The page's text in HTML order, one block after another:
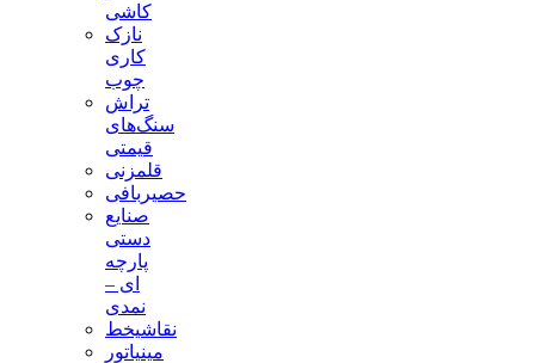
کاشی
نازک
کاری
چوب
تراش
سنگ‌های
قیمتی
قلمزنی
حصیربافی
صنایع
دستی
پارچه
ای –
نمدی
نقاشیخط
مینیاتور